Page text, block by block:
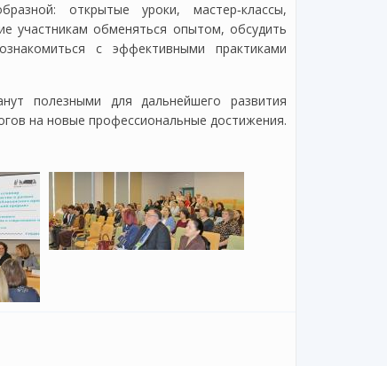
открытые уроки, мастер‑классы,
участникам обменяться опытом, обсудить
с эффективными практиками
полезными для дальнейшего развития
на новые профессиональные достижения.